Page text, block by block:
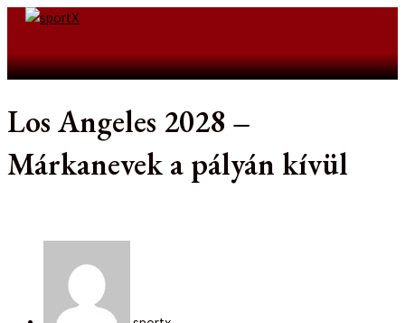
Skip
Los Angeles 2028 –
Márkanevek a pályán kívül